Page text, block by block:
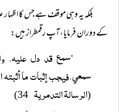
بلکہ یہ وہی موقف ہے جس کا اظہار
کے دوران فرمایا،آپ رقمطراز ہیں:
"سمع قد دل عليہ،
سمعي،فيجب إثبات ما
(الرسالۃ التدمريۃ34)